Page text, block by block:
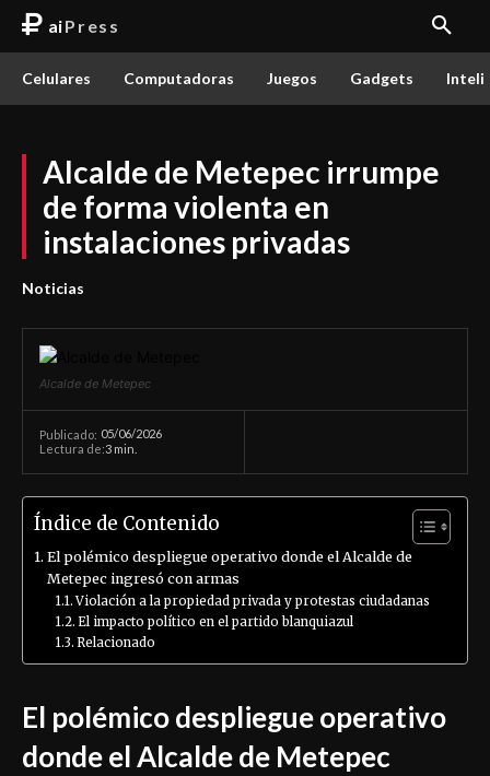
aiPress
Celulares Computadoras Juegos Gadgets
Alcalde de Metepec irrumpe
de forma violenta en
instalaciones privadas
Noticias
Alcalde de Metepec
Publicado: 05/06/2026
Lectura de:3 min.
Índice de Contenido
El polémico despliegue operativo donde el Alcalde de
Metepec ingresó con armas
Violación a la propiedad privada y protestas ciudadanas
El impacto político en el partido blanquiazul
Relacionado
El polémico despliegue operativo
donde el Alcalde de Metepec